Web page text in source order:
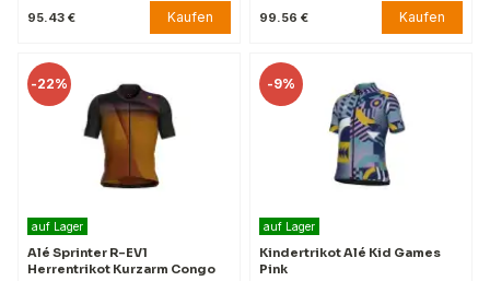
95.43 € Kaufen 99.56 € Kaufen
-22%
auf Lager
Alé Sprinter R-EV1
Herrentrikot Kurzarm Congo
-9%
auf Lager
Kindertrikot Alé Kid Games
Pink